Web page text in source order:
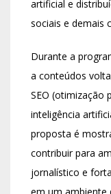
artificial e
sociais e demais
Durante a
a conteúdos
SEO (otimização
inteligência
proposta é
contribuir para
jornalístico e